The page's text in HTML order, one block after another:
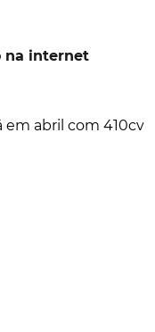
na internet